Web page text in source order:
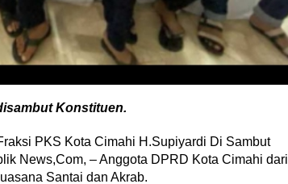
Konstituen.
PKS Kota Cimahi H.Supiyardi Di Sambut
News,Com, – Anggota DPRD Kota Cimahi dari
Santai dan Akrab.